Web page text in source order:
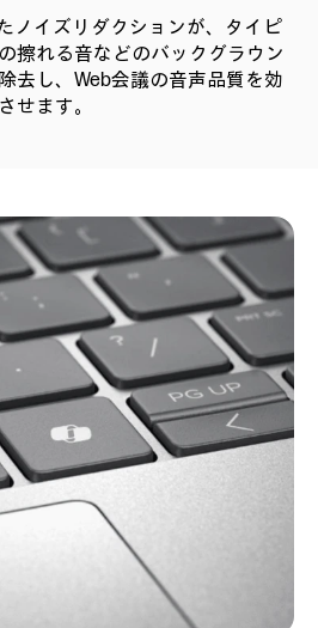
ノイズリダクションが、タイピ
擦れる音などのバックグラウン
去し、Web会議の音声品質を効
せます。